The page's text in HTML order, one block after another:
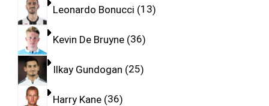
Leonardo Bonucci 13
Kevin De Bruyne 36
Ilkay Gundogan 25
Harry Kane 36